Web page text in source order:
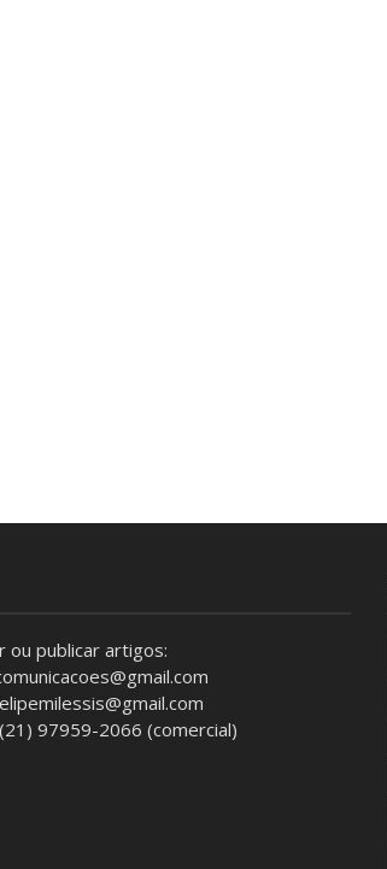
ou publicar artigos:
(21) 97959-2066 (comercial)